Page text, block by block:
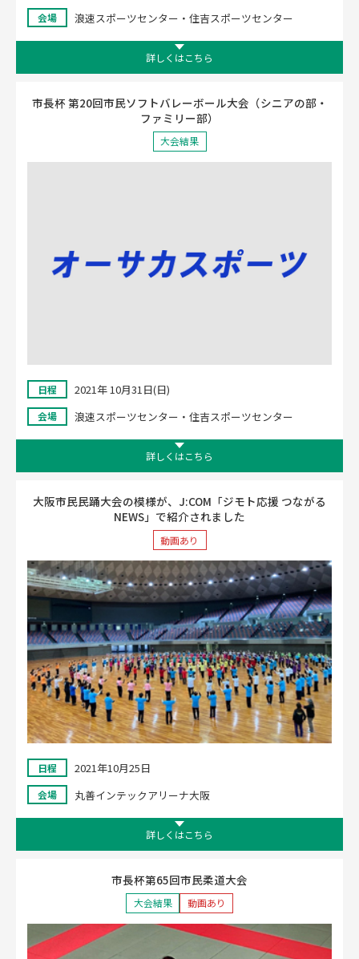
会場 浪速スポーツセンター・住吉スポーツセンター
詳しくはこちら
市長杯 第20回市民ソフトバレーボール大会（シニアの部・
ファミリー部）
大会結果
日程 2021年 10月31日(日)
会場 浪速スポーツセンター・住吉スポーツセンター
詳しくはこちら
大阪市民民踊大会の模様が、J:COM「ジモト応援 つながる
NEWS」で紹介されました
動画あり
日程 2021年10月25日
会場 丸善インテックアリーナ大阪
詳しくはこちら
市長杯第65回市民柔道大会
大会結果 動画あり